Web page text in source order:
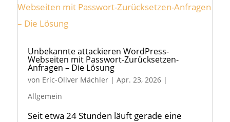
Unbekannte attackieren WordPress-
Webseiten mit Passwort-Zurücksetzen-
Anfragen – Die Lösung
von Eric-Oliver Mächler| Apr. 23, 2026|
Allgemein
Seit etwa 24 Stunden läuft gerade eine